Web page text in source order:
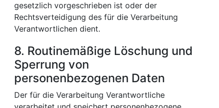
gesetzlich vorgeschrieben ist oder der
Rechtsverteidigung des für die Verarbeitung
Verantwortlichen dient.
8. Routinemäßige Löschung und
Sperrung von
personenbezogenen Daten
Der für die Verarbeitung Verantwortliche